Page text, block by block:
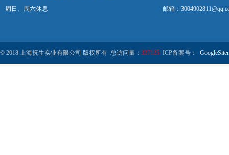
周日、周六休息 邮箱：
© 2018 上海抚生实业有限公司 版权所有 总访问量： 327125 ICP备案号：